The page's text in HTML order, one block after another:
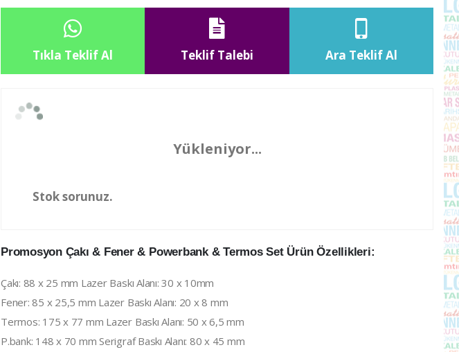
Tıkla Teklif Al Teklif Talebi Ara Teklif Al
Yükleniyor...
Stok sorunuz.
Promosyon Çakı & Fener & Powerbank & Termos Set Ürün Özellikleri:
Çakı: 88 x 25 mm Lazer Baskı Alanı: 30 x 10mm
Fener: 85 x 25,5 mm Lazer Baskı Alanı: 20 x 8 mm
Termos: 175 x 77 mm Lazer Baskı Alanı: 50 x 6,5 mm
P.bank: 148 x 70 mm Serigraf Baskı Alanı: 80 x 45 mm